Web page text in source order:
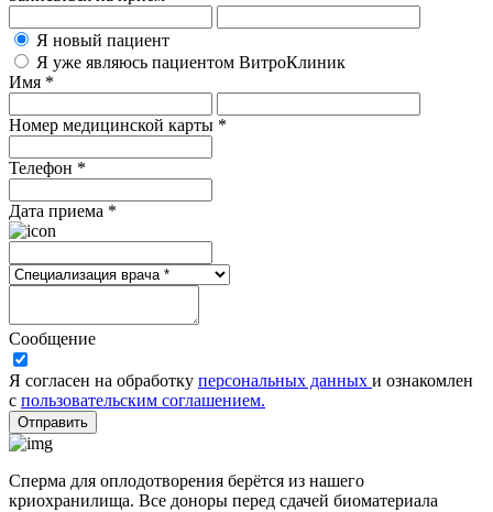
Я новый пациент
Я уже являюсь пациентом ВитроКлиник
Имя *
Номер медицинской карты *
Телефон *
Дата приема *
Сообщение
Я согласен на обработку персональных данных и ознакомлен
с пользовательским соглашением.
Отправить
Сперма для оплодотворения берётся из нашего
криохранилища. Все доноры перед сдачей биоматериала